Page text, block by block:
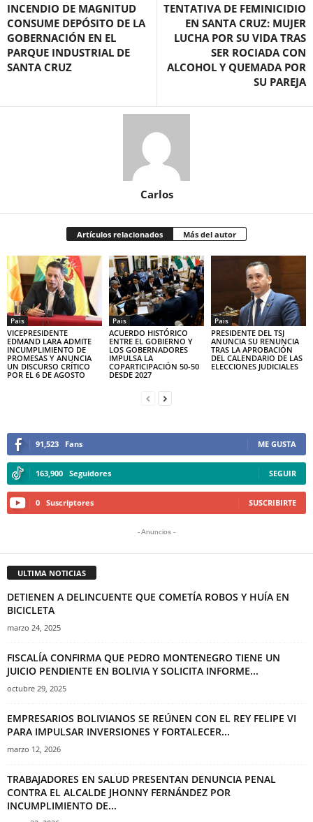
INCENDIO DE MAGNITUD
CONSUME DEPÓSITO DE LA
GOBERNACIÓN EN EL
PARQUE INDUSTRIAL DE
SANTA CRUZ
TENTATIVA DE FEMINICIDIO
EN SANTA CRUZ: MUJER
LUCHA POR SU VIDA TRAS
SER ROCIADA CON
ALCOHOL Y QUEMADA POR
SU PAREJA
Carlos
Artículos relacionados Más del autor
Pais
VICEPRESIDENTE
EDMAND LARA ADMITE
INCUMPLIMIENTO DE
PROMESAS Y ANUNCIA
UN DISCURSO CRÍTICO
POR EL 6 DE AGOSTO
Pais
ACUERDO HISTÓRICO
ENTRE EL GOBIERNO Y
LOS GOBERNADORES
IMPULSA LA
COPARTICIPACIÓN 50-50
DESDE 2027
Pais
PRESIDENTE DEL TSJ
ANUNCIA SU RENUNCIA
TRAS LA APROBACIÓN
DEL CALENDARIO DE LAS
ELECCIONES JUDICIALES
91,523 Fans ME GUSTA
163,900 Seguidores SEGUIR
0 Suscriptores SUSCRIBIRTE
- Anuncios -
ULTIMA NOTICIAS
DETIENEN A DELINCUENTE QUE COMETÍA ROBOS Y HUÍA EN
BICICLETA
marzo 24, 2025
FISCALÍA CONFIRMA QUE PEDRO MONTENEGRO TIENE UN
JUICIO PENDIENTE EN BOLIVIA Y SOLICITA INFORME...
octubre 29, 2025
EMPRESARIOS BOLIVIANOS SE REÚNEN CON EL REY FELIPE VI
PARA IMPULSAR INVERSIONES Y FORTALECER...
marzo 12, 2026
TRABAJADORES EN SALUD PRESENTAN DENUNCIA PENAL
CONTRA EL ALCALDE JHONNY FERNÁNDEZ POR
INCUMPLIMIENTO DE...